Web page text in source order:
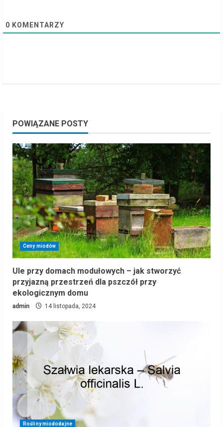
0 KOMENTARZY
POWIĄZANE POSTY
Ceny miodów
Ule przy domach modułowych – jak stworzyć
przyjazną przestrzeń dla pszczół przy
ekologicznym domu
admin 14 listopada, 2024
Rośliny miododajne